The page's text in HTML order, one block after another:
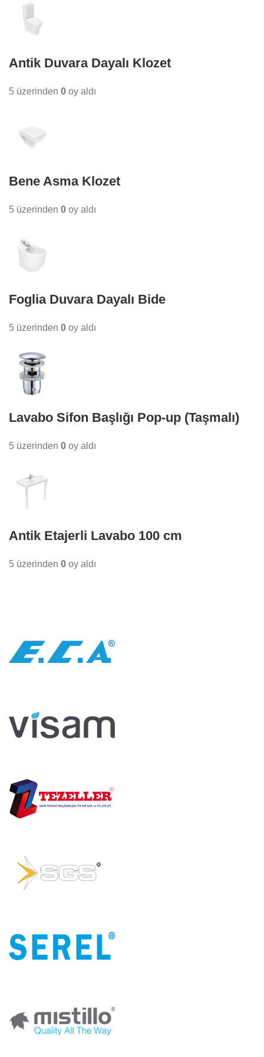
Antik Duvara Dayalı Klozet
5 üzerinden 0 oy aldı
Bene Asma Klozet
5 üzerinden 0 oy aldı
Foglia Duvara Dayalı Bide
5 üzerinden 0 oy aldı
Lavabo Sifon Başlığı Pop-up (Taşmalı)
5 üzerinden 0 oy aldı
Antik Etajerli Lavabo 100 cm
5 üzerinden 0 oy aldı